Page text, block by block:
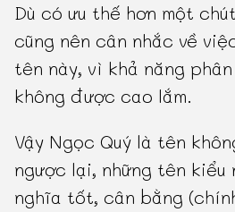
Dù có ưu thế hơn một
cũng nên cân nhắc về
tên này, vì khả năng
không được cao lắm.
Vậy Ngọc Quý là tên
ngược lại, những tên kiểu
nghĩa tốt, cân bằng